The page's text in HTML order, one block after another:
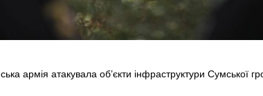
армія атакувала об’єкти інфраструктури Сумської